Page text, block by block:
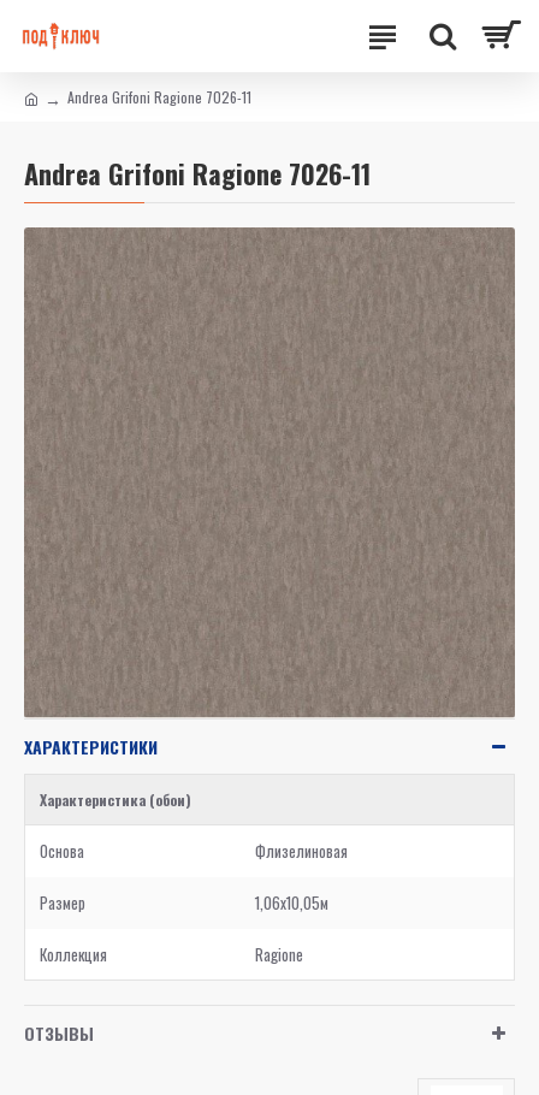
Andrea Grifoni Ragione 7026-11
Andrea Grifoni Ragione 7026-11
ХАРАКТЕРИСТИКИ
Характеристика (обои)
Основа Флизелиновая
Размер 1,06x10,05м
Коллекция Ragione
ОТЗЫВЫ